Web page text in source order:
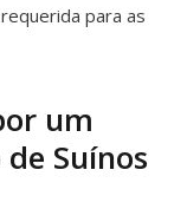
para as
um
Suínos